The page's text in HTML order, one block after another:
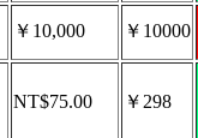
￥10,000 ￥10000
NT$75.00 ￥298